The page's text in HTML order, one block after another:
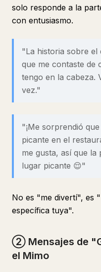
solo responde a la
con entusiasmo.
"La historia sobre el
que me contaste de
tengo en la cabeza.
vez."
"¡Me sorprendió
picante en el
me gusta, así que
lugar picante 😌"
No es "me divertí", es
específica tuya".
② Mensajes de
el Mimo